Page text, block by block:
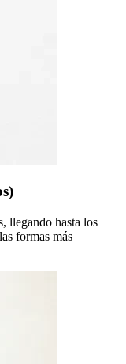
llegando hasta los
formas más